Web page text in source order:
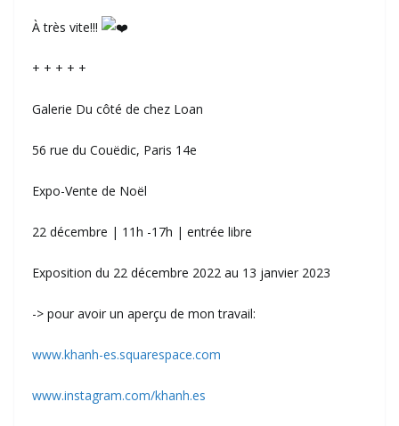
À très vite!!!
+ + + + +
Galerie Du côté de chez Loan
56 rue du Couëdic, Paris 14e
Expo-Vente de Noël
22 décembre | 11h -17h | entrée libre
Exposition du 22 décembre 2022 au 13 janvier 2023
-> pour avoir un aperçu de mon travail:
www.khanh-es.squarespace.com
www.instagram.com/khanh.es